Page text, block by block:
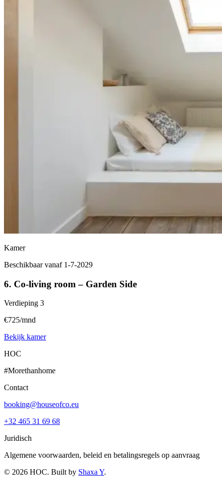
Kamer
Beschikbaar vanaf 1-7-2029
6. Co-living room – Garden Side
Verdieping 3
€725/mnd
Bekijk kamer
HOC
#Morethanhome
Contact
booking@houseofco.eu
+32 465 31 69 68
Juridisch
Algemene voorwaarden, beleid en betalingsregels op aanvraag
© 2026 HOC. Built by Shaxa Y.